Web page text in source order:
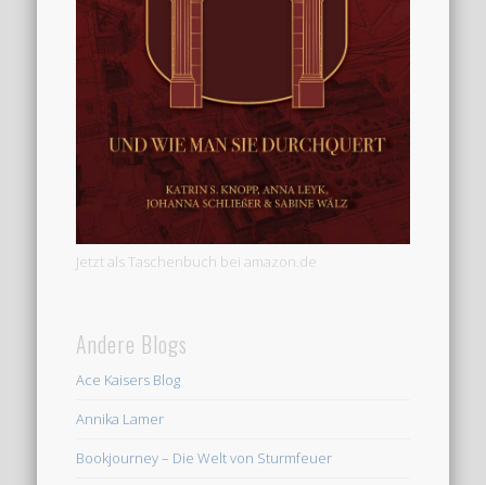
Jetzt als Taschenbuch bei amazon.de
Andere Blogs
Ace Kaisers Blog
Annika Lamer
Bookjourney – Die Welt von Sturmfeuer